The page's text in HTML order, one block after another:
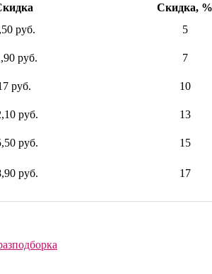
Скидка, %
руб. 5
руб. 7
руб. 10
руб. 13
руб. 15
руб. 17
подборка